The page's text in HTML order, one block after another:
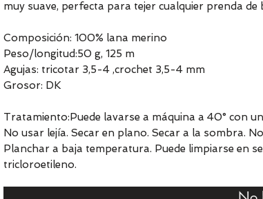
muy suave, perfecta para tejer cualquier prenda de
Composición: 100% lana merino
Peso/longitud:50 g, 125 m
Agujas: tricotar 3,5-4 ,crochet 3,5-4 mm
Grosor: DK
Tratamiento:Puede lavarse a máquina a 40° con
No usar lejía. Secar en plano. Secar a la sombra.
Planchar a baja temperatura. Puede limpiarse en
tricloroetileno.